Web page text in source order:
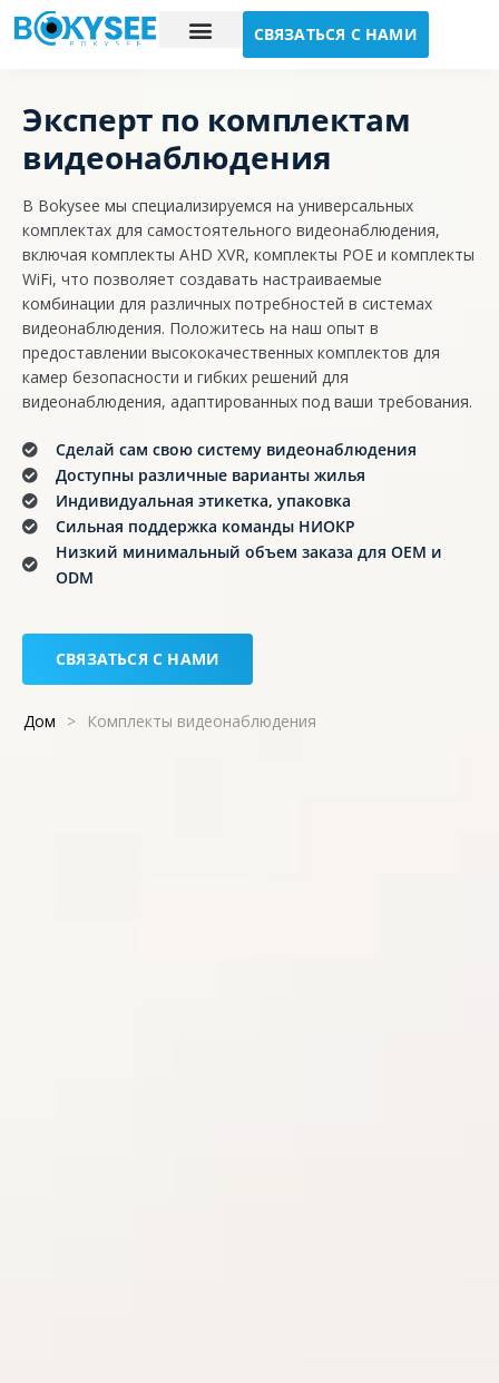
СВЯЗАТЬСЯ С НАМИ
Эксперт по комплектам
видеонаблюдения
В Bokysee мы специализируемся на универсальных
комплектах для самостоятельного видеонаблюдения,
включая комплекты AHD XVR, комплекты POE и комплекты
WiFi, что позволяет создавать настраиваемые
комбинации для различных потребностей в системах
видеонаблюдения. Положитесь на наш опыт в
предоставлении высококачественных комплектов для
камер безопасности и гибких решений для
видеонаблюдения, адаптированных под ваши требования.
Сделай сам свою систему видеонаблюдения
Доступны различные варианты жилья
Индивидуальная этикетка, упаковка
Сильная поддержка команды НИОКР
Низкий минимальный объем заказа для OEM и
ODM
СВЯЗАТЬСЯ С НАМИ
Дом > Комплекты видеонаблюдения